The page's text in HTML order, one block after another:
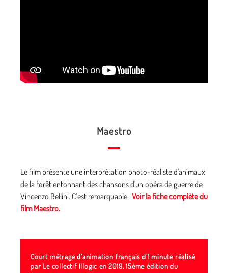
Maestro
Le film présente une interprétation photo-réaliste d'animaux
de la forêt entonnant des chansons d'un opéra de guerre de
Vincenzo Bellini. C’est remarquable. Voir la fiche complète du
filmMaestro.
Court métrage d'animation français d'1 minute réalisé
par Le collectif Illogic en 2019. 15ème édition du